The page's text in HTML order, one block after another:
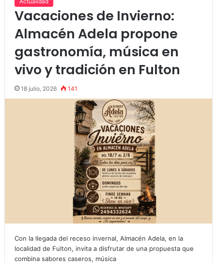
Vacaciones de Invierno:
Almacén Adela propone
gastronomía, música en
vivo y tradición en Fulton
18 julio, 2026 141
Con la llegada del receso invernal, Almacén Adela, en la
localidad de Fulton, invita a disfrutar de una propuesta que
combina sabores caseros, música